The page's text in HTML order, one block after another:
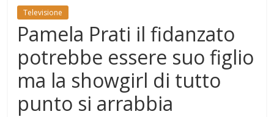
Mondo
Televisione
Pamela Prati il fidanzato
potrebbe essere suo figlio
ma la showgirl di tutto
punto si arrabbia